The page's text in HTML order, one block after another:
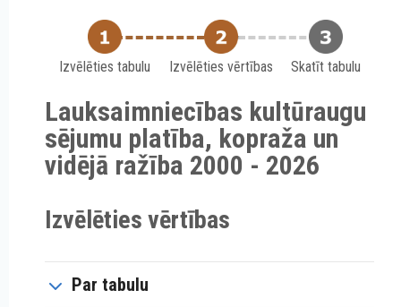
Izvēlēties tabulu Izvēlēties vērtības Skatīt tabulu
Lauksaimniecības kultūraugu
sējumu platība, kopraža un
vidējā ražība 2000 - 2026
Izvēlēties vērtības
Par tabulu